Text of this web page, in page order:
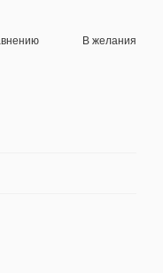
В желания